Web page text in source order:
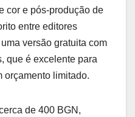
cor e pós-produção de
entre editores
versão gratuita com
que é excelente para
orçamento limitado.
de 400 BGN,